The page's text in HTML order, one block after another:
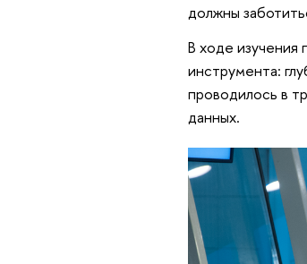
должны
В ходе изучения
инструмента:
проводилось в
данных.